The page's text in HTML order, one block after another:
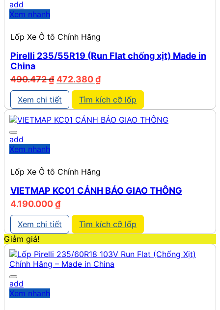
add
Xem nhanh
Lốp Xe Ô tô Chính Hãng
Pirelli 235/55R19 (Run Flat chống xịt) Made in
China
490.472₫ Giá
gốc
là:
490.472 ₫.
472.380₫Giá
hiện
tại
là:
472.380 ₫.
Xem chi tiết Tìm kích cỡ lốp
add
Xem nhanh
Lốp Xe Ô tô Chính Hãng
VIETMAP KC01 CẢNH BÁO GIAO THÔNG
4.190.000₫
Xem chi tiết
Tìm kích cỡ lốp
Giảm giá!
add
Xem nhanh